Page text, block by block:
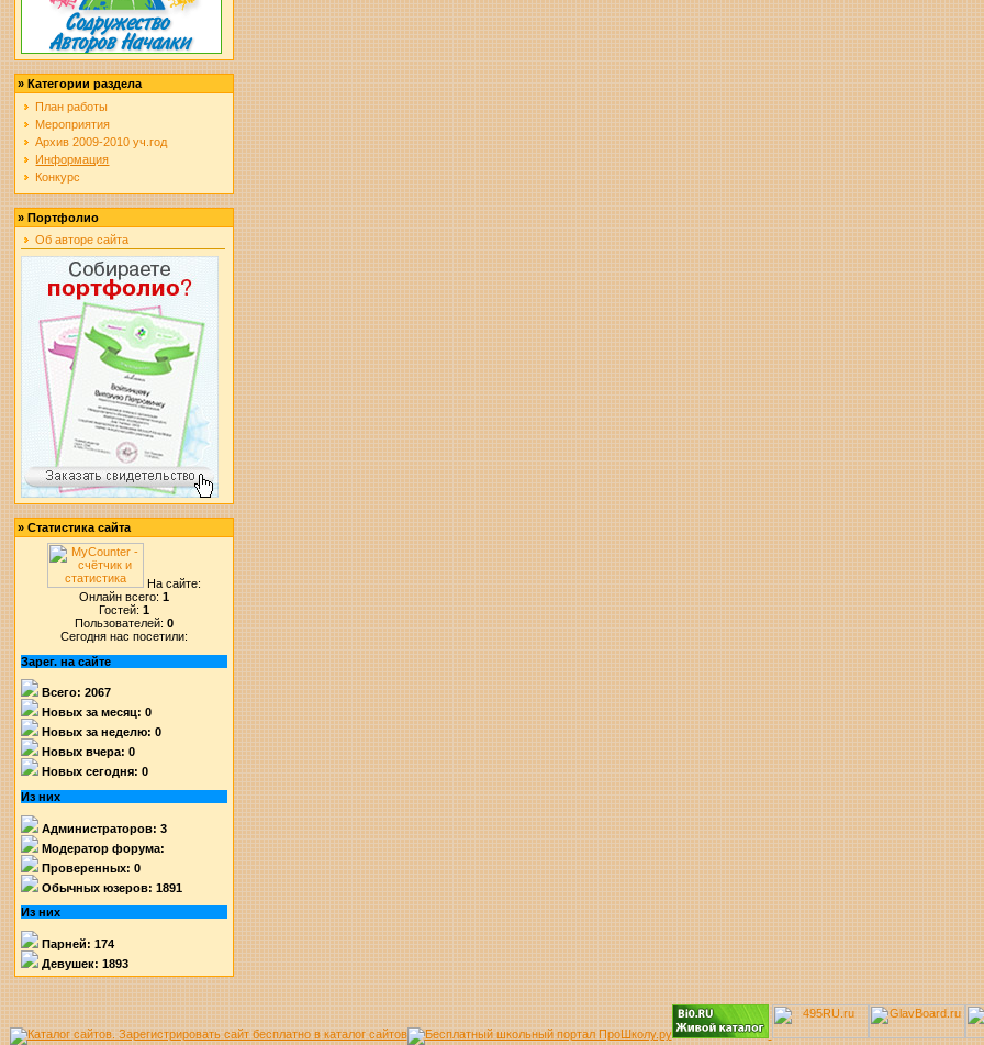
»Категории раздела
План работы
Мероприятия
Архив 2009-2010 уч.год
Информация
Конкурс
»Портфолио
Об авторе сайта
»Статистика сайта
На сайте:
Онлайн всего:1
Гостей:1
Пользователей:0
Сегодня нас посетили:
Зарег. на сайте
Всего: 2067
Новых за месяц: 0
Новых за неделю: 0
Новых вчера: 0
Новых сегодня: 0
Из них
Администраторов: 3
Модератор форума:
Проверенных: 0
Обычных юзеров: 1891
Из них
Парней: 174
Девушек: 1893